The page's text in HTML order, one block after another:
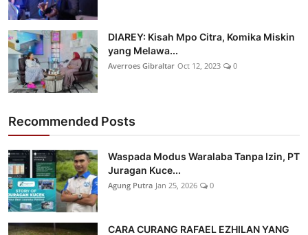
DIAREY: Kisah Mpo Citra, Komika Miskin
yang Melawa...
Averroes Gibraltar Oct 12, 2023 0
Recommended Posts
Waspada Modus Waralaba Tanpa Izin, PT
Juragan Kuce...
Agung Putra Jan 25, 2026 0
CARA CURANG RAFAEL EZHILAN YANG